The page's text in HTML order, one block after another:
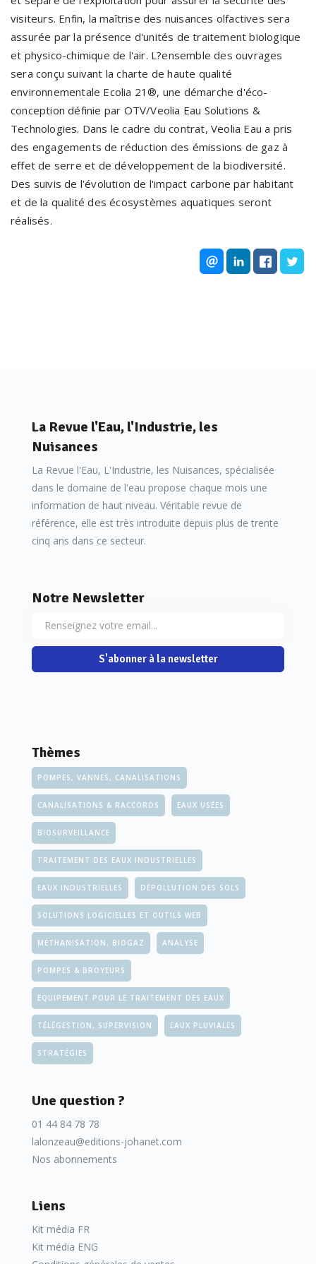
visiteurs. Enfin, la maîtrise des nuisances olfactives sera
assurée par la présence d'unités de traitement biologique
et physico-chimique de l'air. L?ensemble des ouvrages
sera conçu suivant la charte de haute qualité
environnementale Ecolia 21®, une démarche d'éco-
conception définie par OTV/Veolia Eau Solutions &
Technologies. Dans le cadre du contrat, Veolia Eau a pris
des engagements de réduction des émissions de gaz à
effet de serre et de développement de la biodiversité.
Des suivis de l'évolution de l'impact carbone par habitant
et de la qualité des écosystèmes aquatiques seront
réalisés.
La Revue l'Eau, l'Industrie, les
Nuisances
La Revue l'Eau, L'Industrie, les Nuisances, spécialisée
dans le domaine de l'eau propose chaque mois une
information de haut niveau. Véritable revue de
référence, elle est très introduite depuis plus de trente
cinq ans dans ce secteur.
Notre Newsletter
S'abonner à la newsletter
Thèmes
POMPES, VANNES, CANALISATIONS
CANALISATIONS & RACCORDS EAUX USÉES
BIOSURVEILLANCE
TRAITEMENT DES EAUX INDUSTRIELLES
EAUX INDUSTRIELLES DÉPOLLUTION DES SOLS
SOLUTIONS LOGICIELLES ET OUTILS WEB
MÉTHANISATION, BIOGAZ ANALYSE
POMPES & BROYEURS
EQUIPEMENT POUR LE TRAITEMENT DES EAUX
TÉLÉGESTION, SUPERVISION EAUX PLUVIALES
STRATÉGIES
Une question ?
01 44 84 78 78
lalonzeau@editions-johanet.com
Nos abonnements
Liens
Kit média FR
Kit média ENG